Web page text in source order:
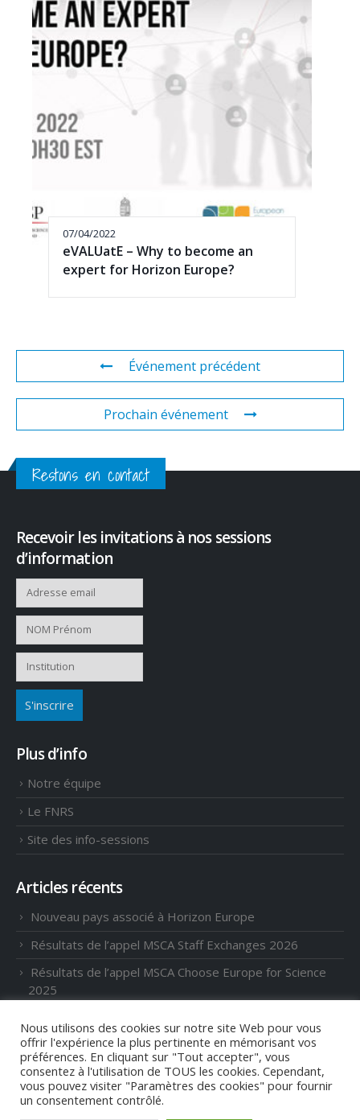
07/04/2022
eVALUatE – Why to become an
expert for Horizon Europe?
Événement précédent
Prochain événement
Restons en contact
Recevoir les invitations à nos sessions
d’information
Plus d’info
Notre équipe
Le FNRS
Site des info-sessions
Articles récents
Nouveau pays associé à Horizon Europe
Résultats de l’appel MSCA Staff Exchanges 2026
Résultats de l’appel MSCA Choose Europe for Science
2025
Appels ERC 2027 : nouveaux critères d’éligibilité
Nous utilisons des cookies sur notre site Web pour vous
offrir l'expérience la plus pertinente en mémorisant vos
préférences. En cliquant sur "Tout accepter", vous
consentez à l'utilisation de TOUS les cookies. Cependant,
vous pouvez visiter "Paramètres des cookies" pour fournir
un consentement contrôlé.